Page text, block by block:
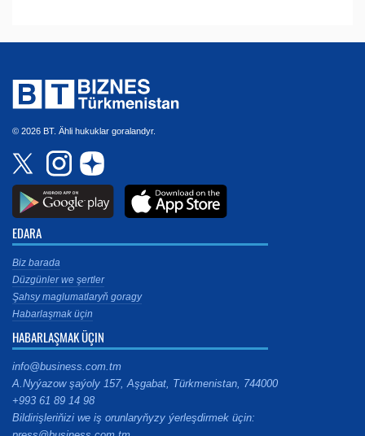
© 2026 BT. Ähli hukuklar goralandyr.
EDARA
Biz barada
Düzgünler we şertler
Şahsy maglumatlaryň goragy
Habarlaşmak üçin
HABARLAŞMAK ÜÇIN
info@business.com.tm
A.Nyýazow şaýoly 157, Aşgabat, Türkmenistan, 744000
+993 61 89 14 98
Bildirişleriňizi we iş orunlaryňyzy ýerleşdirmek üçin: